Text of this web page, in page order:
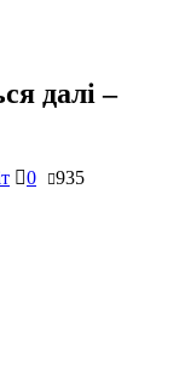
далі –
0 935